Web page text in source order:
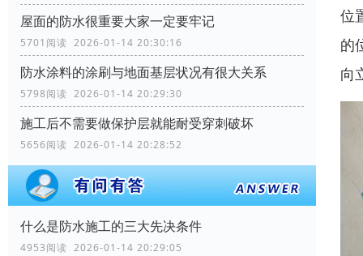
屋面的防水很重要大家一定要牢记
5701阅读 2026-01-14 20:30:16
防水涂料的涂刷与地面基层状况有很大关系
5798阅读 2026-01-14 20:29:30
施工后不需要做保护层就能耐受穿刺破坏
5656阅读 2026-01-14 20:28:52
什么是防水施工的三大先决条件
4953阅读 2026-01-14 20:29:05
位
的
向